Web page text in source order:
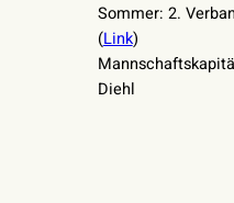
Sommer: 2.
(Link)
Diehl